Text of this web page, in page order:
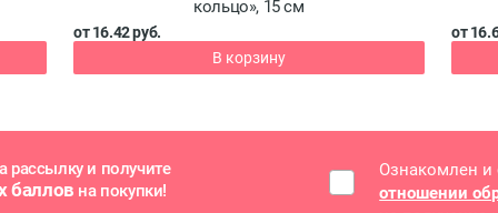
кольцо», 15 см
от 16.42 руб.
В корзину
от
рассылку и получите
баллов на покупки!
Ознакомлен и
отношении